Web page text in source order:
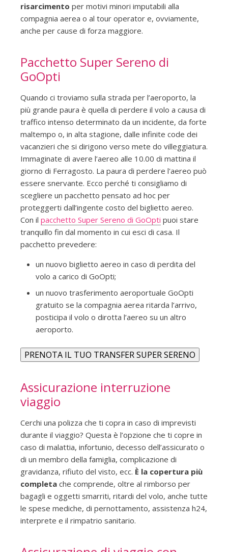
risarcimento per motivi minori imputabili alla
compagnia aerea o al tour operator e, ovviamente,
anche per cause di forza maggiore.
Pacchetto Super Sereno di
GoOpti
Quando ci troviamo sulla strada per l’aeroporto, la
più grande paura è quella di perdere il volo a causa di
traffico intenso determinato da un incidente, da forte
maltempo o, in alta stagione, dalle infinite code dei
vacanzieri che si dirigono verso mete do villeggiatura.
Immaginate di avere l’aereo alle 10.00 di mattina il
giorno di Ferragosto. La paura di perdere l'aereo può
essere snervante. Ecco perché ti consigliamo di
scegliere un pacchetto pensato ad hoc per
proteggerti dall’ingente costo del biglietto aereo.
Con il pacchetto Super Sereno di GoOpti puoi stare
tranquillo fin dal momento in cui esci di casa. Il
pacchetto prevedere:
un nuovo biglietto aereo in caso di perdita del
volo a carico di GoOpti;
un nuovo trasferimento aeroportuale GoOpti
gratuito se la compagnia aerea ritarda l’arrivo,
posticipa il volo o dirotta l’aereo su un altro
aeroporto.
PRENOTA IL TUO TRANSFER SUPER SERENO
Assicurazione interruzione
viaggio
Cerchi una polizza che ti copra in caso di imprevisti
durante il viaggio? Questa è l’opzione che ti copre in
caso di malattia, infortunio, decesso dell’assicurato o
di un membro della famiglia, complicazione di
gravidanza, rifiuto del visto, ecc. È la copertura più
completache comprende, oltre al rimborso per
bagagli e oggetti smarriti, ritardi del volo, anche tutte
le spese mediche, di pernottamento, assistenza h24,
interprete e il rimpatrio sanitario.